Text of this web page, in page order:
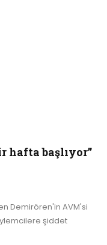
hafta başlıyor”
Demirören'in AVM'si
şiddet